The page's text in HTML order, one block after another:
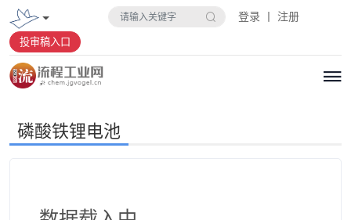
登录 丨 注册
投审稿入口
磷酸铁锂电池